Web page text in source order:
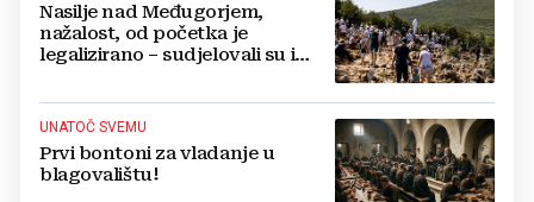
Nasilje nad Međugorjem,
nažalost, od početka je
legalizirano – sudjelovali su i
UNATOČ SVEMU
Prvi bontoni za vladanje u
blagovalištu!